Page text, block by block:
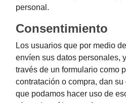
personal.
Consentimiento
Los usuarios que por medio
envíen sus datos personales,
través de un formulario como
contratación o compra, dan
que podamos hacer uso de